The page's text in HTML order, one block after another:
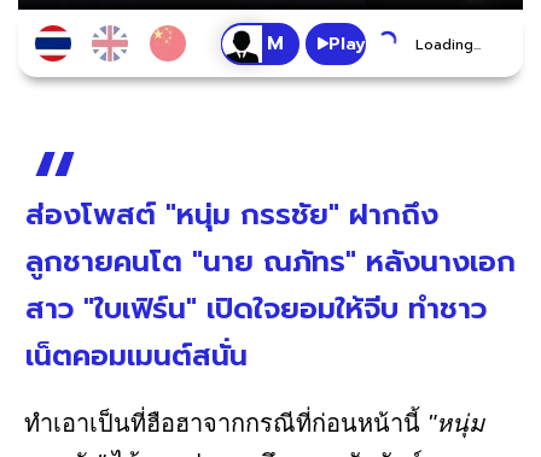
Play Loading...
ส่องโพสต์ "หนุ่ม กรรชัย" ฝากถึง
ลูกชายคนโต "นาย ณภัทร" หลังนางเอก
สาว "ใบเฟิร์น" เปิดใจยอมให้จีบ ทำชาว
เน็ตคอมเมนต์สนั่น
ทำเอาเป็นที่ฮือฮาจากกรณีที่ก่อนหน้านี้ "หนุ่ม